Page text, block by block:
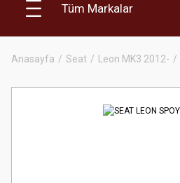
Tüm Markalar
Anasayfa Seat Leon MK3 2012-